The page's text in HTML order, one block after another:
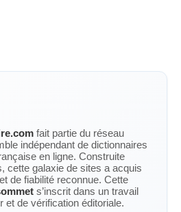
fait partie du réseau
indépendant de dictionnaires
en ligne. Construite
cette galaxie de sites a acquis
de fiabilité reconnue. Cette
s’inscrit dans un travail
et de vérification éditoriale.